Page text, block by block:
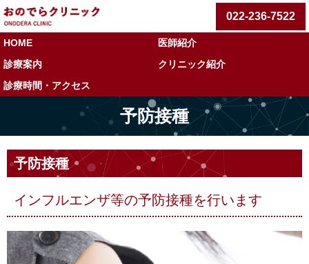
022-236-7522
HOME
医師紹介
診療案内
クリニック紹介
診療時間・アクセス
予防接種
予防接種
インフルエンザ等の予防接種を行います